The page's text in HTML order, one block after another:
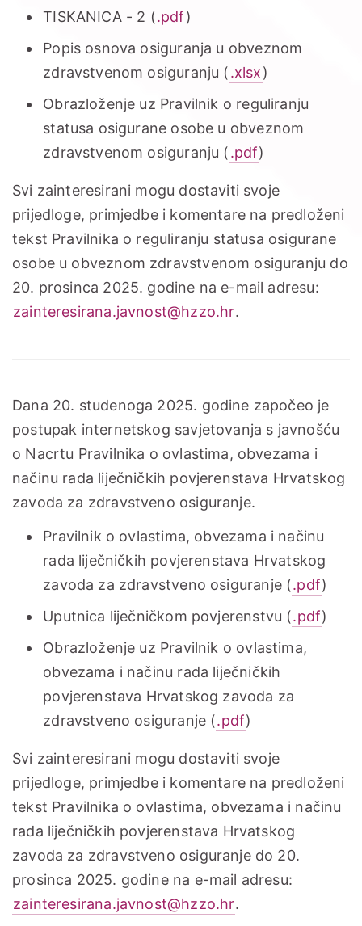
TISKANICA - 2 (.pdf)
Popis osnova osiguranja u obveznom
zdravstvenom osiguranju (.xlsx)
Obrazloženje uz Pravilnik o reguliranju
statusa osigurane osobe u obveznom
zdravstvenom osiguranju (.pdf)
Svi zainteresirani mogu dostaviti svoje
prijedloge, primjedbe i komentare na predloženi
tekst Pravilnika o reguliranju statusa osigurane
osobe u obveznom zdravstvenom osiguranju do
20. prosinca 2025. godine na e-mail adresu:
zainteresirana.javnost@hzzo.hr.
Dana 20. studenoga 2025. godine započeo je
postupak internetskog savjetovanja s javnošću
o Nacrtu Pravilnika o ovlastima, obvezama i
načinu rada liječničkih povjerenstava Hrvatskog
zavoda za zdravstveno osiguranje.
Pravilnik o ovlastima, obvezama i načinu
rada liječničkih povjerenstava Hrvatskog
zavoda za zdravstveno osiguranje (.pdf)
Uputnica liječničkom povjerenstvu (.pdf)
Obrazloženje uz Pravilnik o ovlastima,
obvezama i načinu rada liječničkih
povjerenstava Hrvatskog zavoda za
zdravstveno osiguranje (.pdf)
Svi zainteresirani mogu dostaviti svoje
prijedloge, primjedbe i komentare na predloženi
tekst Pravilnika o ovlastima, obvezama i načinu
rada liječničkih povjerenstava Hrvatskog
zavoda za zdravstveno osiguranje do 20.
prosinca 2025. godine na e-mail adresu:
zainteresirana.javnost@hzzo.hr.